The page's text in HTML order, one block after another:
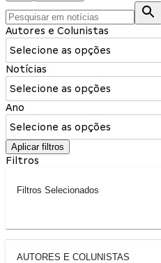
Autores e Colunistas
Selecione as opções
Notícias
Selecione as opções
Ano
Selecione as opções
Aplicar filtros
Filtros
Filtros Selecionados
AUTORES E COLUNISTAS